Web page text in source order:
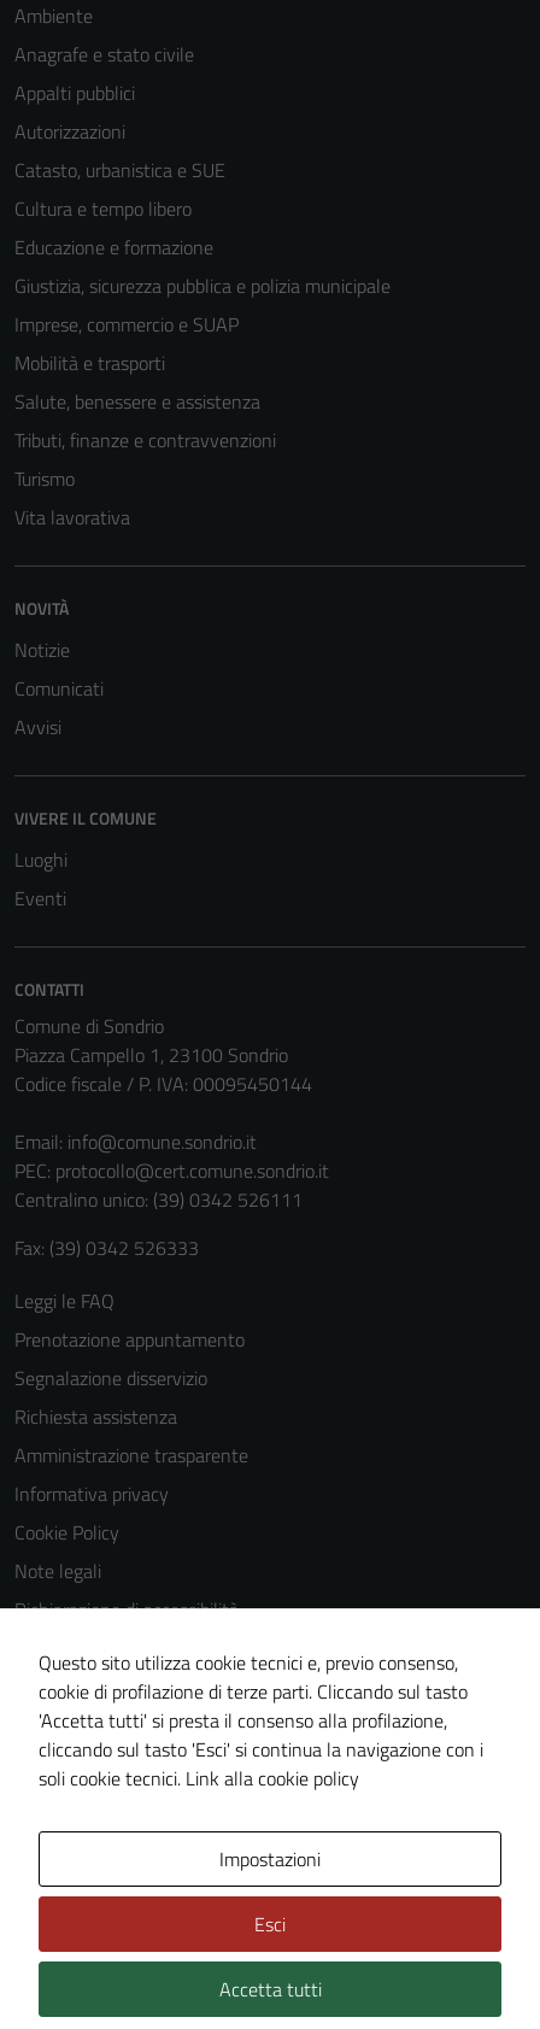
Ambiente
Anagrafe e stato civile
Appalti pubblici
Autorizzazioni
Catasto, urbanistica e SUE
Cultura e tempo libero
Educazione e formazione
Giustizia, sicurezza pubblica e polizia municipale
Imprese, commercio e SUAP
Mobilità e trasporti
Salute, benessere e assistenza
Tributi, finanze e contravvenzioni
Turismo
Vita lavorativa
NOVITÀ
Notizie
Comunicati
Avvisi
VIVERE IL COMUNE
Luoghi
Eventi
CONTATTI
Comune di Sondrio
Piazza Campello 1, 23100 Sondrio
Codice fiscale / P. IVA: 00095450144
Email: info@comune.sondrio.it
PEC: protocollo@cert.comune.sondrio.it
Centralino unico: (39) 0342 526111
Fax: (39) 0342 526333
Leggi le FAQ
Prenotazione appuntamento
Segnalazione disservizio
Richiesta assistenza
Amministrazione trasparente
Informativa privacy
Cookie Policy
Note legali
Dichiarazione di accessibilità
Dichiarazione di accessibilità Servizi
Whistleblowing
Piano di miglioramento del sito
Area riservata
Technical Design s.r.l.
Questo sito utilizza cookie tecnici e, previo consenso,
cookie di profilazione di terze parti. Cliccando sul tasto
'Accetta tutti' si presta il consenso alla profilazione,
cliccando sul tasto 'Esci' si continua la navigazione con i
soli cookie tecnici. Link alla cookie policy
Impostazioni
Esci
Accetta tutti